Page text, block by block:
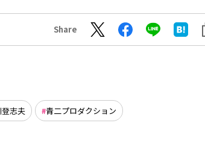
Share
志夫 青二プロダクション